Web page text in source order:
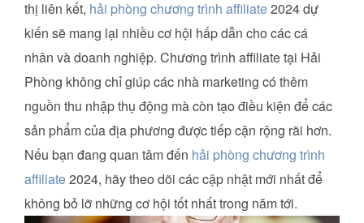
thị liên kết, hải phòng chương trình affiliate2024 dự
kiến sẽ mang lại nhiều cơ hội hấp dẫn cho các cá
nhân và doanh nghiệp. Chương trình affiliate tại Hải
Phòng không chỉ giúp các nhà marketing có thêm
nguồn thu nhập thụ động mà còn tạo điều kiện để các
sản phẩm của địa phương được tiếp cận rộng rãi hơn.
Nếu bạn đang quan tâm đến hải phòng chương trình
affiliate2024, hãy theo dõi các cập nhật mới nhất để
không bỏ lỡ những cơ hội tốt nhất trong năm tới.